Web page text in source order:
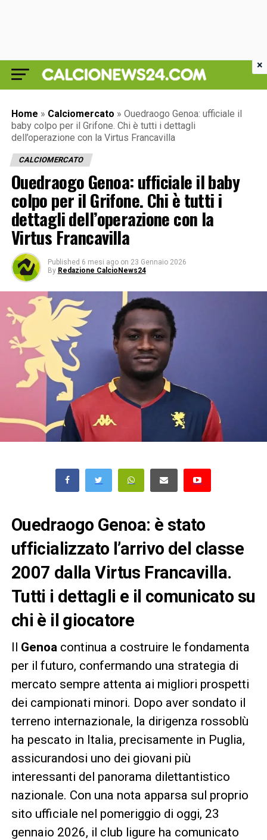
Home » Calciomercato » Ouedraogo Genoa: ufficiale il
baby colpo per il Grifone. Chi è tutti i dettagli
dell’operazione con la Virtus Francavilla
CALCIOMERCATO
Ouedraogo Genoa: ufficiale il baby
colpo per il Grifone. Chi è tutti i
dettagli dell’operazione con la
Virtus Francavilla
Published 6 mesi ago on 23 Gennaio 2026
By Redazione CalcioNews24
Ouedraogo Genoa: è stato
ufficializzato l’arrivo del classe
2007 dalla Virtus Francavilla.
Tutti i dettagli e il comunicato su
chi è il giocatore
Il Genoa continua a costruire le fondamenta
per il futuro, confermando una strategia di
mercato sempre attenta ai migliori prospetti
dei campionati minori. Dopo aver sondato il
terreno internazionale, la dirigenza rossoblù
ha pescato in Italia, precisamente in Puglia,
assicurandosi uno dei giovani più
interessanti del panorama dilettantistico
nazionale. Con una nota apparsa sul proprio
sito ufficiale nel pomeriggio di oggi, 23
gennaio 2026, il club ligure ha comunicato
×